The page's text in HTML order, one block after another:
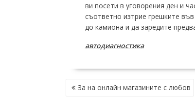
ви посети в уговорения ден и
съответно изтрие грешките
до камиона и да заредите
автодиагностика
НАВИГАЦИЯ
За на онлайн магазините с любов